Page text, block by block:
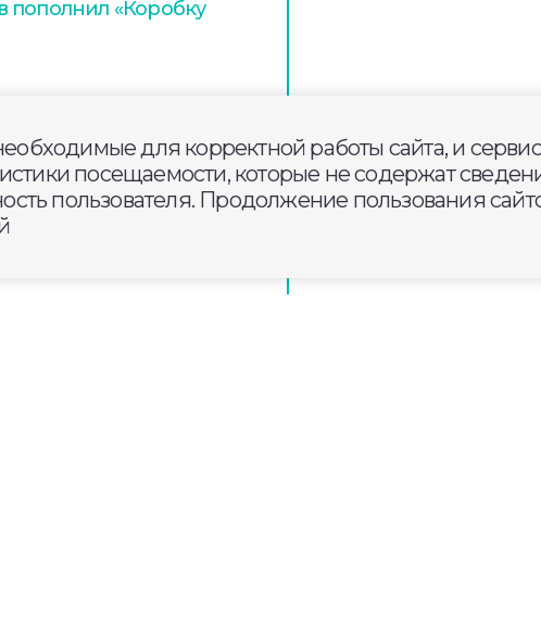
«Коробку
часть от Загорья до
для корректной работы сайта, и
посещаемости, которые не содержат
пользователя. Продолжение пользования